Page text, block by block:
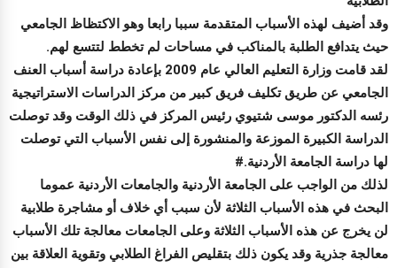
وقد أضيف لهذه الأسباب المتقدمة سببا رابعا وهو الاكتظاظ الجامعي
حيث يتدافع الطلبة بالمناكب في مساحات لم تخطط لتتسع لهم.
لقد قامت وزارة التعليم العالي عام 2009 بإعادة دراسة أسباب العنف
الجامعي عن طريق تكليف فريق كبير من مركز الدراسات الاستراتيجية
رئسه الدكتور موسى شتيوي رئيس المركز في ذلك الوقت وقد توصلت
الدراسة الكبيرة الموزعة والمنشورة إلى نفس الأسباب التي توصلت
لها دراسة الجامعة الأردنية.#
لذلك من الواجب على الجامعة الأردنية والجامعات الأردنية عموما
البحث في هذه الأسباب الثلاثة لأن سبب أي خلاف أو مشاجرة طلابية
لن يخرج عن هذه الأسباب الثلاثة وعلى الجامعات معالجة تلك الأسباب
معالجة جذرية وقد يكون ذلك بتقليص الفراغ الطلابي وتقوية العلاقة بين